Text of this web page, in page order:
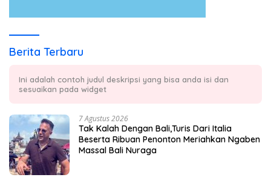
Berita Terbaru
Ini adalah contoh judul deskripsi yang bisa anda isi dan
sesuaikan pada widget
7 Agustus 2026
Tak Kalah Dengan Bali,Turis Dari Italia
Beserta Ribuan Penonton Meriahkan Ngaben
Massal Bali Nuraga